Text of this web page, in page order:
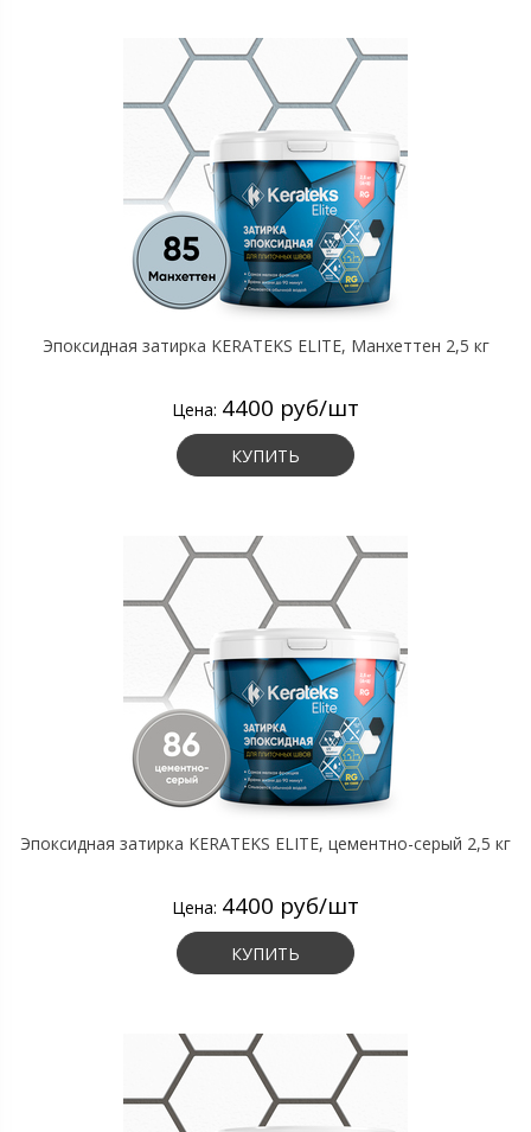
Эпоксидная затирка KERATEKS ELITE, Манхеттен 2,5 кг
Цена: 4400 руб/шт
КУПИТЬ
Эпоксидная затирка KERATEKS ELITE, цементно-серый 2,5 кг
Цена: 4400 руб/шт
КУПИТЬ